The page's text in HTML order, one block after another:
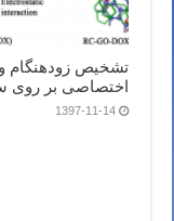
تشخیص زودهنگام و
اختصاصی بر روی
1397-11-14